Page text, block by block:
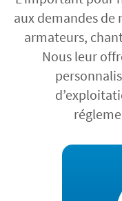
aux demandes de
armateurs,
Nous leur